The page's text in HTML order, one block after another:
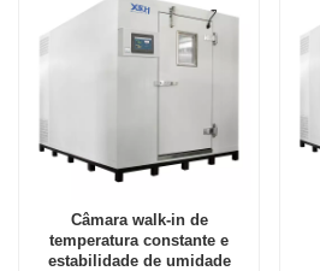
Câmara walk-in de
temperatura constante e
estabilidade de umidade